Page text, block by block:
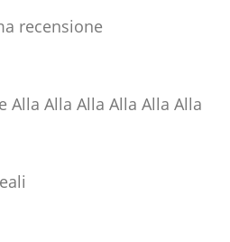
recensione
Alla Alla Alla Alla Alla Alla